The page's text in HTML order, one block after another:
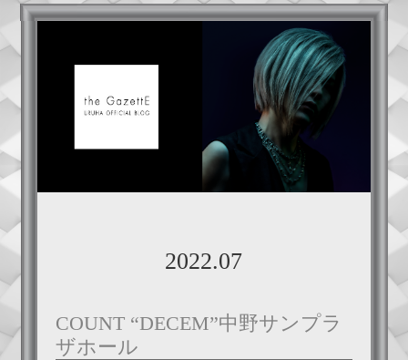
2022.07
COUNT “DECEM”中野サンプラ
ザホール